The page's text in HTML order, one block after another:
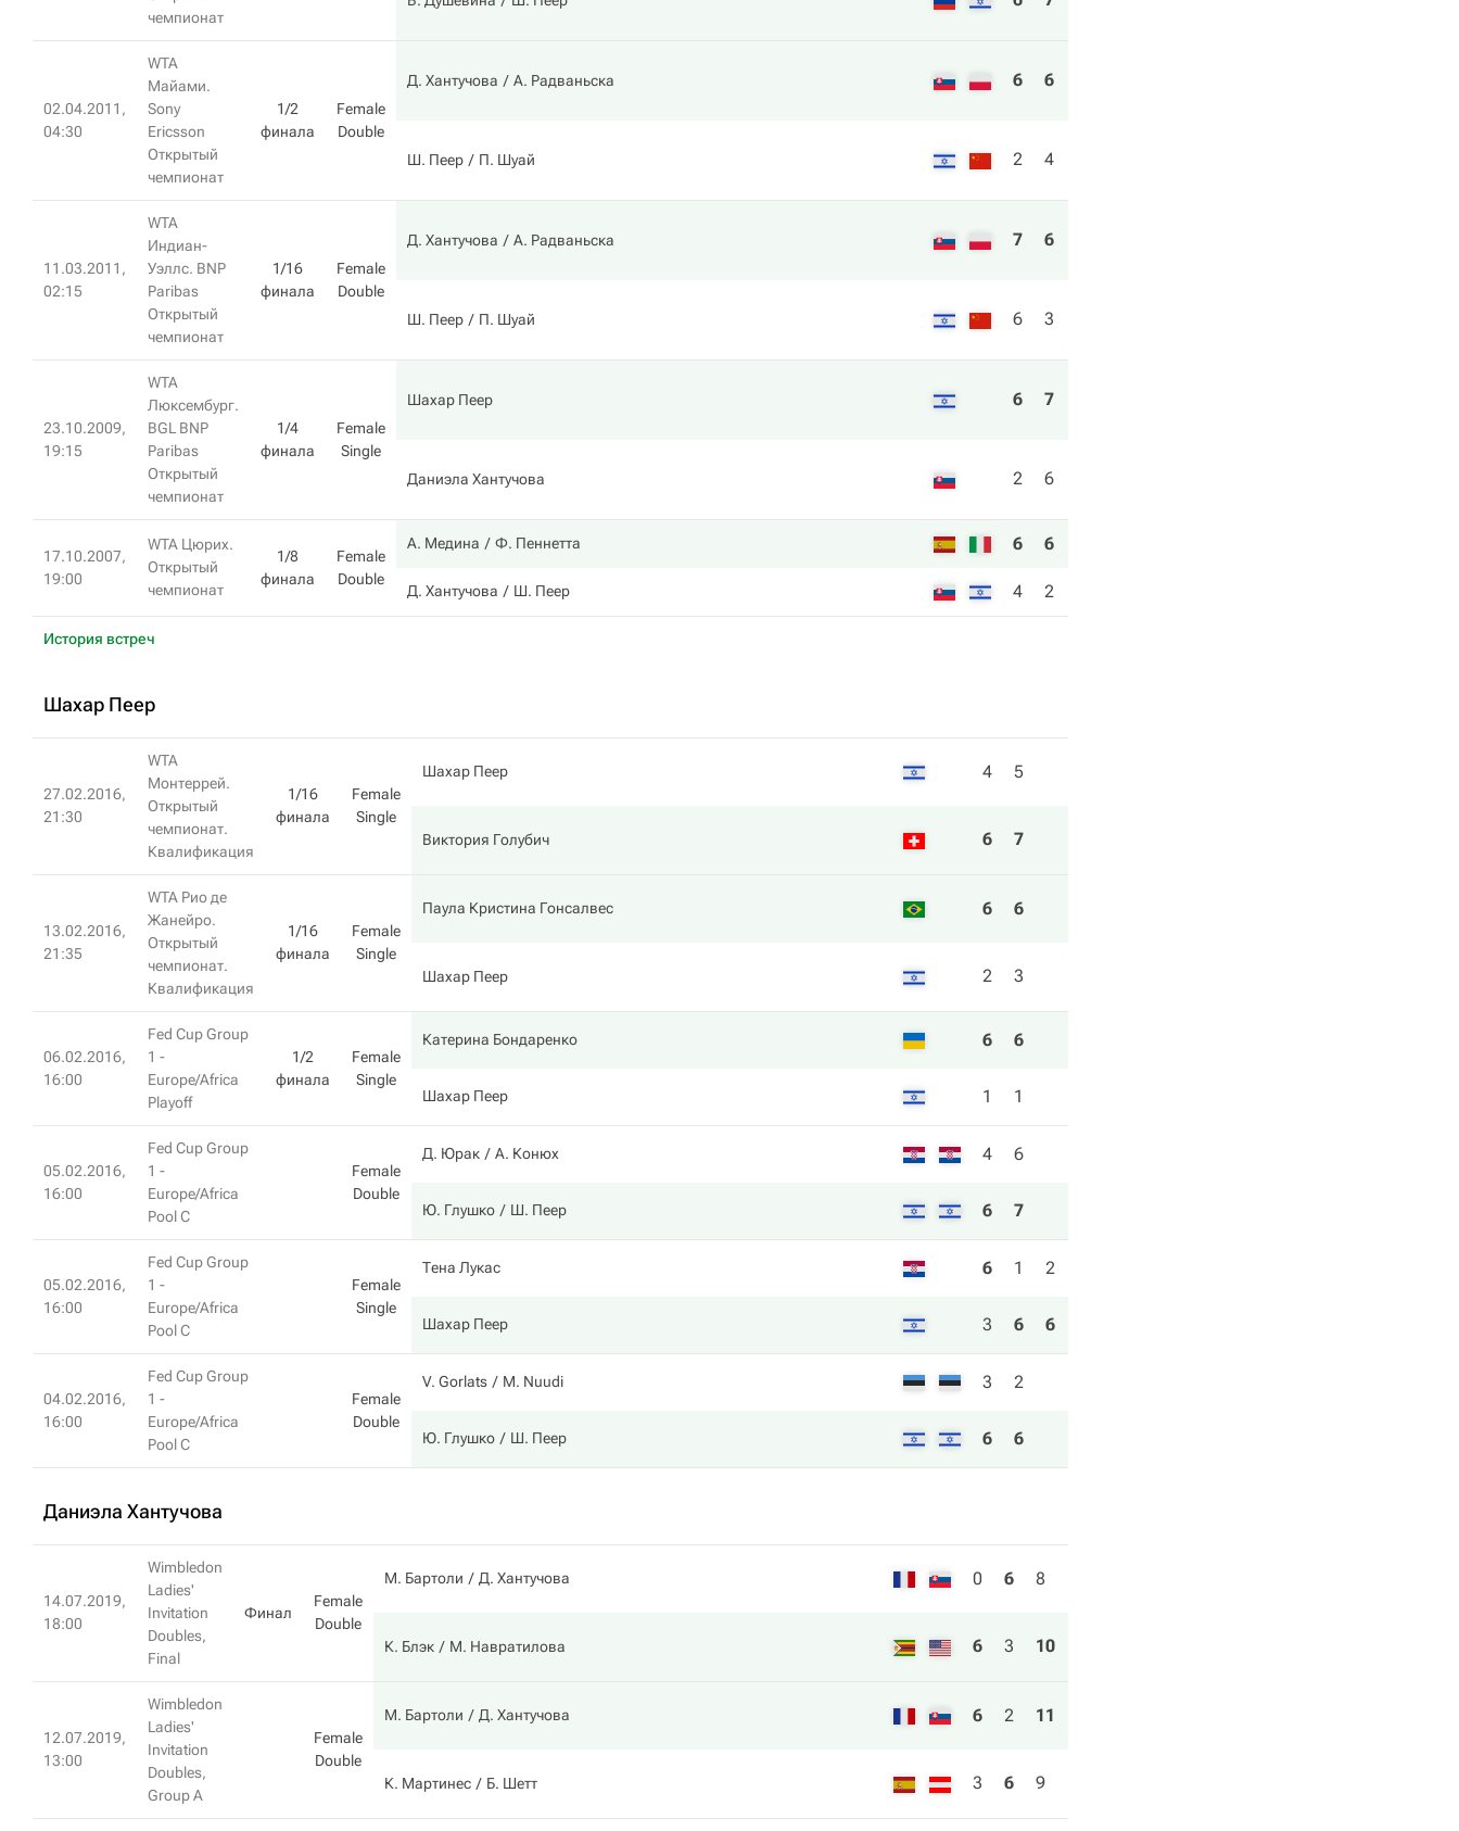
чемпионат
02.04.2011,
04:30
WTA
Майами.
Sony
Ericsson
Открытый
чемпионат
1/2
финала
Female
Double
Д. Хантучова А. Радваньска 6 6
Ш. Пеер П. Шуай 2 4
11.03.2011,
02:15
WTA
Индиан-
Уэллс. BNP
Paribas
Открытый
чемпионат
1/16
финала
Female
Double
Д. Хантучова А. Радваньска 7 6
Ш. Пеер П. Шуай 6 3
23.10.2009,
19:15
WTA
Люксембург.
BGL BNP
Paribas
Открытый
чемпионат
1/4
финала
Female
Single
Шахар Пеер 6 7
Даниэла Хантучова 2 6
17.10.2007,
19:00
WTA Цюрих.
Открытый
чемпионат
1/8
финала
Female
Double
А. Медина Ф. Пеннетта 6 6
Д. Хантучова Ш. Пеер 4 2
История встреч
Шахар Пеер
27.02.2016,
21:30
WTA
Монтеррей.
Открытый
чемпионат.
Квалификация
1/16
финала
Female
Single
Шахар Пеер 4 5
Виктория Голубич 6 7
13.02.2016,
21:35
WTA Рио де
Жанейро.
Открытый
чемпионат.
Квалификация
1/16
финала
Female
Single
Паула Кристина Гонсалвес 6 6
Шахар Пеер 2 3
06.02.2016,
16:00
Fed Cup Group
1 -
Europe/Africa
Playoff
1/2
финала
Female
Single
Катерина Бондаренко 6 6
Шахар Пеер 1 1
05.02.2016,
16:00
Fed Cup Group
1 -
Europe/Africa
Pool C
Female
Double
Д. Юрак А. Конюх 4 6
Ю. Глушко Ш. Пеер 6 7
05.02.2016,
16:00
Fed Cup Group
1 -
Europe/Africa
Pool C
Female
Single
Тена Лукас 6 1 2
Шахар Пеер 3 6 6
04.02.2016,
16:00
Fed Cup Group
1 -
Europe/Africa
Pool C
Female
Double
V. Gorlats M. Nuudi 3 2
Ю. Глушко Ш. Пеер 6 6
Даниэла Хантучова
14.07.2019,
18:00
Wimbledon
Ladies'
Invitation
Doubles,
Final
Финал
Female
Double
М. Бартоли Д. Хантучова 0 6 8
К. Блэк М. Навратилова 6 3 10
12.07.2019,
13:00
Wimbledon
Ladies'
Invitation
Doubles,
Group A
Female
Double
М. Бартоли Д. Хантучова 6 2 11
К. Мартинес Б. Шетт 3 6 9